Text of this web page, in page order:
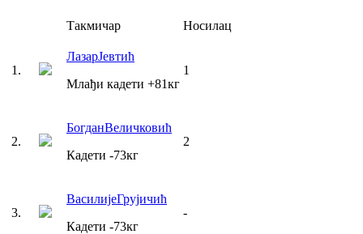
Такмичар Носилац
1 .
ЛазарЈевтић
Млађи кадети +81кг
1
2.
БогданВеличковић
Кадети -73кг
2
3.
ВасилијеГрујичић
Кадети -73кг
-